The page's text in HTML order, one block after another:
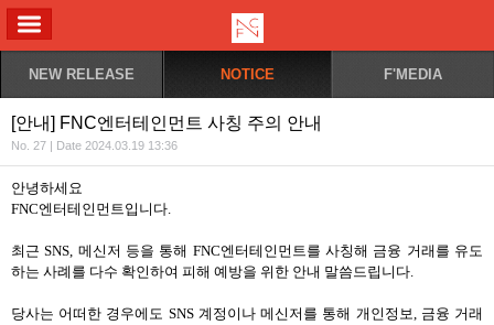
NEW RELEASE NOTICE F'MEDIA
[안내] FNC엔터테인먼트 사칭 주의 안내
No. 27 | Date 2024.03.19 13:36
안녕하세요
FNC엔터테인먼트입니다.
최근 SNS, 메신저 등을 통해 FNC엔터테인먼트를 사칭해 금융 거래를 유도
하는 사례를 다수 확인하여 피해 예방을 위한 안내 말씀드립니다.
당사는 어떠한 경우에도 SNS 계정이나 메신저를 통해 개인정보, 금융 거래